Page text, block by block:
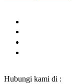
Hubungi kami di :